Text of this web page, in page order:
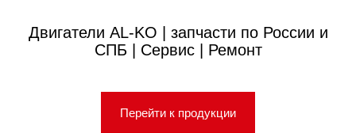
Двигатели AL-KO | запчасти по России и
СПБ | Сервис | Ремонт
Перейти к продукции